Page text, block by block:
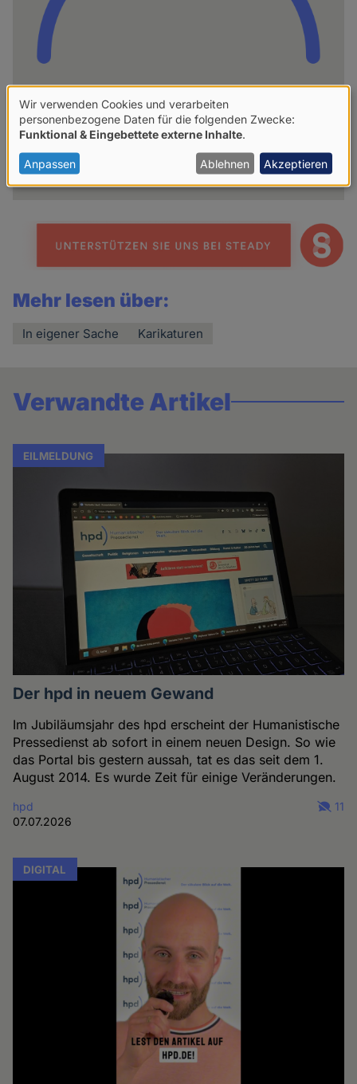
hpd
Weitere Artikel des Autoren
Mehr lesen über:
In eigener Sache Karikaturen
Verwandte Artikel
EILMELDUNG
Der hpd in neuem Gewand
Im Jubiläumsjahr des hpd erscheint der Humanistische
Pressedienst ab sofort in einem neuen Design. So wie
das Portal bis gestern aussah, tat es das seit dem 1.
August 2014. Es wurde Zeit für einige Veränderungen.
hpd
07.07.2026
11
DIGITAL
Verwendung
von
personenbezogenen
Daten
Wir verwenden Cookies und verarbeiten
personenbezogene Daten für die folgenden Zwecke:
Funktional & Eingebettete externe Inhalte.
Anpassen Ablehnen Akzeptieren